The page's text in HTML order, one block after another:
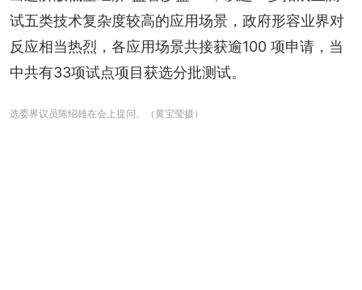
试五类技术复杂度较高的应用场景，政府形容业界对
反应相当热烈，各应用场景共接获逾100 项申请，当
中共有33项试点项目获选分批测试。
选委界议员陈绍雄在会上提问。（黄宝莹摄）